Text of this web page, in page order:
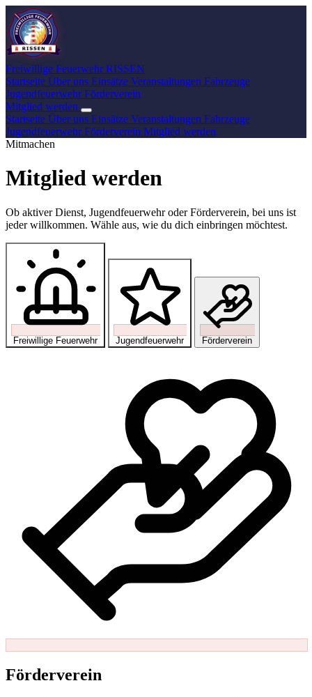
Freiwillige Feuerwehr RISSEN
Startseite Über uns Einsätze Veranstaltungen Fahrzeuge
JugendfeuerwehrFörderverein
Mitglied werden
Startseite Über uns Einsätze Veranstaltungen Fahrzeuge
JugendfeuerwehrFörderverein Mitglied werden
Mitmachen
Mitglied werden
Ob aktiver Dienst, Jugendfeuerwehr oder Förderverein, bei uns ist
jeder willkommen. Wähle aus, wie du dich einbringen möchtest.
Freiwillige Feuerwehr Jugendfeuerwehr Förderverein
Förderverein